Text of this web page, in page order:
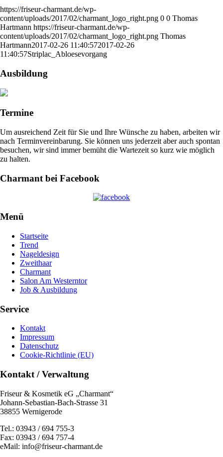
https://friseur-charmant.de/wp-
content/uploads/2017/02/charmant_logo_right.png 0 0 Thomas
Hartmann https://friseur-charmant.de/wp-
content/uploads/2017/02/charmant_logo_right.png Thomas
Hartmann2017-02-26 11:40:572017-02-26
11:40:57Striplac_Abloesevorgang
Ausbildung
Termine
Um ausreichend Zeit für Sie und Ihre Wünsche zu haben, arbeiten wir
nach Terminvereinbarung. Sie können uns jederzeit aber auch spontan
besuchen, wir sind immer bemüht die Wartezeit so kurz wie möglich
zu halten.
Charmant bei Facebook
Menü
Startseite
Trend
Nageldesign
Zweithaar
Charmant
Salon Am Westerntor
Job & Ausbildung
Service
Kontakt
Impressum
Datenschutz
Cookie-Richtlinie (EU)
Kontakt / Verwaltung
Friseur & Kosmetik eG „Charmant“
Johann-Sebastian-Bach-Strasse 31
38855 Wernigerode
Tel.: 03943 / 694 755-3
Fax: 03943 / 694 757-4
eMail: info@friseur-charmant.de